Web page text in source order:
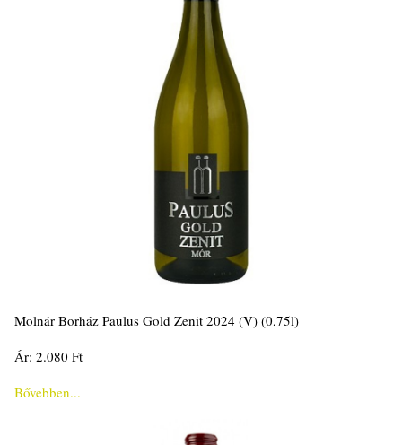
Molnár Borház Paulus Gold Zenit 2024 (V) (0,75l)
Ár: 2.080 Ft
Bővebben...